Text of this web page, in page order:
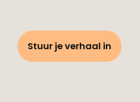
Stuur je verhaal in